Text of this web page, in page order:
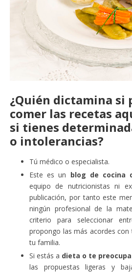
¿Quién dictamina si
comer las recetas
si tienes
o intolerancias?
Tú médico o especialista.
Este es un blog de cocina
equipo de nutricionistas ni
publicación, por tanto este
ningún profesional de la
criterio para seleccionar
propongo las más acordes con
tu familia.
Si estás a dieta o te
las propuestas ligeras y